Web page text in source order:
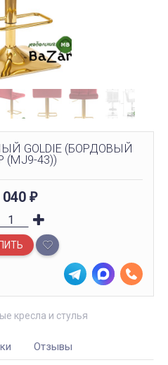
GOLDIE (БОРДОВЫЙ
43))
040 ₽
кресла и стулья
Отзывы